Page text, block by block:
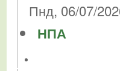
Пнд, 06/07/
НПА